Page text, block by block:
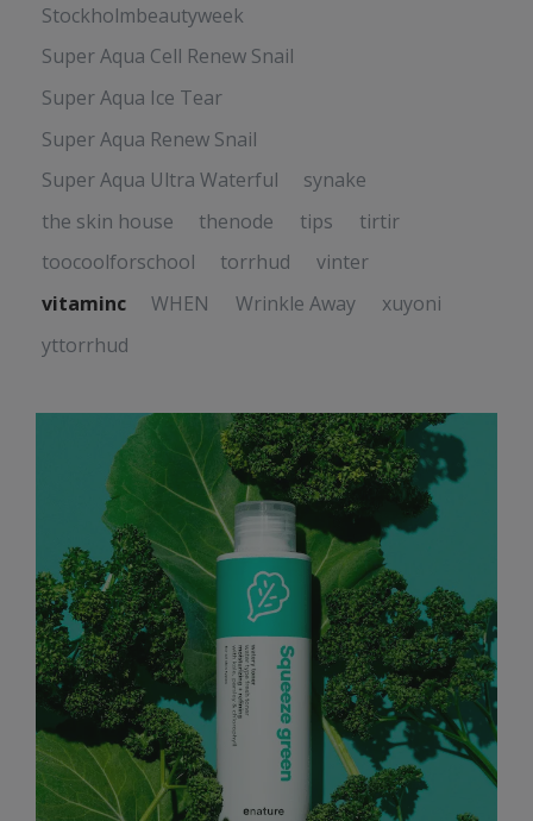
Stockholmbeautyweek
Super Aqua Cell Renew Snail
Super Aqua Ice Tear
Super Aqua Renew Snail
Super Aqua Ultra Waterful
synake
the skin house
thenode tips
tirtir
toocoolforschool
torrhud
vinter
vitaminc
WHEN Wrinkle Away
xuyoni
yttorrhud